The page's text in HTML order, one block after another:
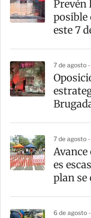
r
t
Prevén
posible
este 7
7 de agosto
7 de agosto
es
plan se
6 de agosto